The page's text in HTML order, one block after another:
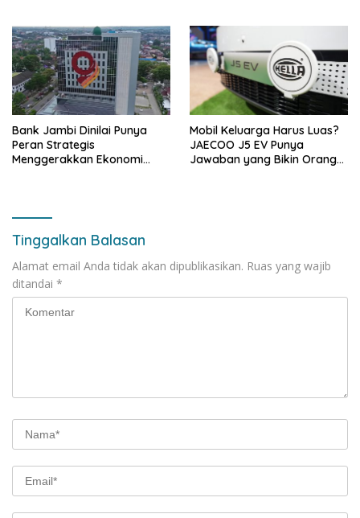
Bank Jambi Dinilai Punya
Peran Strategis
Menggerakkan Ekonomi
Mobil Keluarga Harus Luas?
JAECOO J5 EV Punya
Jawaban yang Bikin Orang
Tinggalkan Balasan
Alamat email Anda tidak akan dipublikasikan. Ruas yang wajib
ditandai *